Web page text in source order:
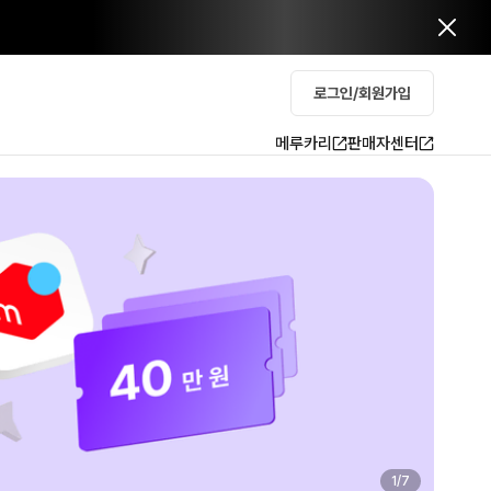
로그인/회원가입
메루카리 판매자센터
2/7